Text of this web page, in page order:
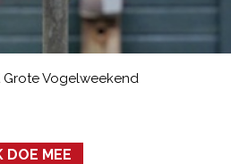
Vogelweekend
DOE MEE